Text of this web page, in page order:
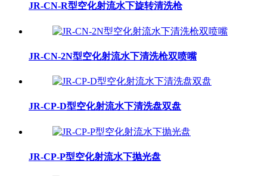
JR-CN-R型空化射流水下旋转清洗枪
JR-CN-2N型空化射流水下清洗枪双喷嘴
JR-CP-D型空化射流水下清洗盘双盘
JR-CP-P型空化射流水下抛光盘